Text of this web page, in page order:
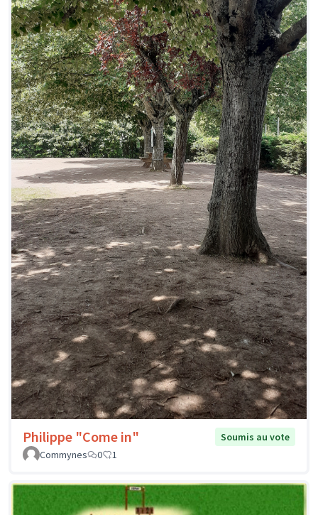
Philippe "Come in"
Soumis au vote
Commynes
0 1